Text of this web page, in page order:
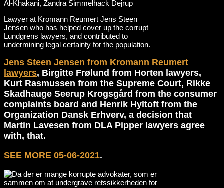
Lawyer at Kromann Reumert Jens Steen
Jensen who has helped cover up the corrupt
Lundgrens lawyers, and contributed to
undermining legal certainty for the population.
Jens Steen Jensen from Kromann Reumert
lawyers, Birgitte Frølund from Horten lawyers,
Kurt Rasmussen from the Supreme Court, Rikke
Skadhauge Seerup Krogsgård from the consumer
complaints board and Henrik Hyltoft from the
Organization Dansk Erhverv, a decision that
Martin Lavesen from DLA Pipper lawyers agree
with, that.
SEE MORE 05-06-2021.